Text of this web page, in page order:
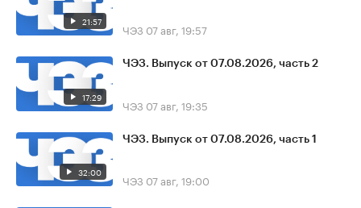
21:57 ЧЭЗ 07 авг, 19:57
17:29
ЧЭЗ. Выпуск от 07.08.2026, часть 2
ЧЭЗ 07 авг, 19:35
32:00
ЧЭЗ. Выпуск от 07.08.2026, часть 1
ЧЭЗ 07 авг, 19:00